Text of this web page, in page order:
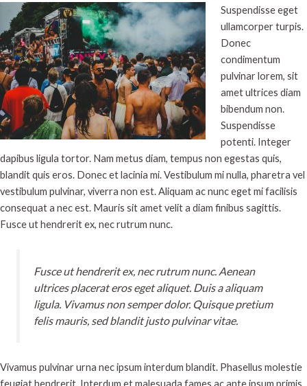
Suspendisse eget
ullamcorper turpis.
Donec
condimentum
pulvinar lorem, sit
amet ultrices diam
bibendum non.
Suspendisse
potenti. Integer
dapibus ligula tortor. Nam metus diam, tempus non egestas quis,
blandit quis eros. Donec et lacinia mi. Vestibulum mi nulla, pharetra vel
vestibulum pulvinar, viverra non est. Aliquam ac nunc eget mi facilisis
consequat a nec est. Mauris sit amet velit a diam finibus sagittis.
Fusce ut hendrerit ex, nec rutrum nunc.
Fusce ut hendrerit ex, nec rutrum nunc. Aenean
ultrices placerat eros eget aliquet. Duis a aliquam
ligula. Vivamus non semper dolor. Quisque pretium
felis mauris, sed blandit justo pulvinar vitae.
Vivamus pulvinar urna nec ipsum interdum blandit. Phasellus molestie
feugiat hendrerit. Interdum et malesuada fames ac ante ipsum primis